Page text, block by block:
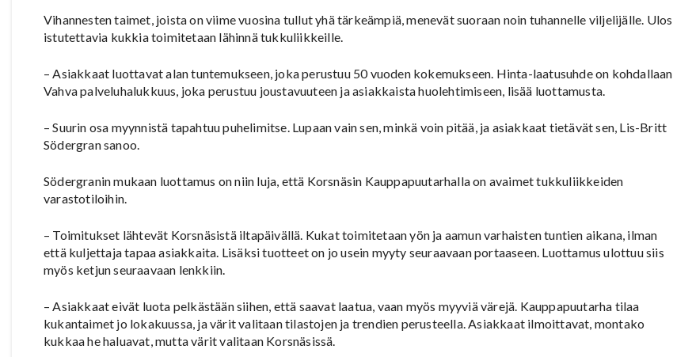
Vihannesten taimet, joista on viime vuosina tullut yhä tärkeämpiä, menevät suoraan noin tuhannelle viljelijälle. Ulos
istutettavia kukkia toimitetaan lähinnä tukkuliikkeille.
– Asiakkaat luottavat alan tuntemukseen, joka perustuu 50 vuoden kokemukseen. Hinta-laatusuhde on kohdallaan.
Vahva palveluhalukkuus, joka perustuu joustavuuteen ja asiakkaista huolehtimiseen, lisää luottamusta.
– Suurin osa myynnistä tapahtuu puhelimitse. Lupaan vain sen, minkä voin pitää, ja asiakkaat tietävät sen, Lis-Britt
Södergran sanoo.
Södergranin mukaan luottamus on niin luja, että Korsnäsin Kauppapuutarhalla on avaimet tukkuliikkeiden
varastotiloihin.
– Toimitukset lähtevät Korsnäsistä iltapäivällä. Kukat toimitetaan yön ja aamun varhaisten tuntien aikana, ilman
että kuljettaja tapaa asiakkaita. Lisäksi tuotteet on jo usein myyty seuraavaan portaaseen. Luottamus ulottuu siis
myös ketjun seuraavaan lenkkiin.
– Asiakkaat eivät luota pelkästään siihen, että saavat laatua, vaan myös myyviä värejä. Kauppapuutarha tilaa
kukantaimet jo lokakuussa, ja värit valitaan tilastojen ja trendien perusteella. Asiakkaat ilmoittavat, montako
kukkaa he haluavat, mutta värit valitaan Korsnäsissä.